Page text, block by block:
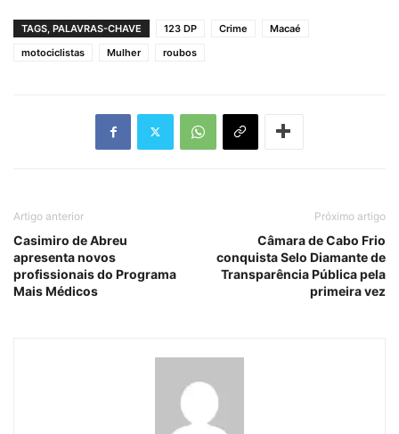
TAGS, PALAVRAS-CHAVE 123 DP Crime
Macaé
motociclistas
Mulher roubos
Artigo anterior
Casimiro de Abreu
apresenta novos
profissionais do Programa
Mais Médicos
Próximo artigo
Câmara de Cabo Frio
conquista Selo Diamante de
Transparência Pública pela
primeira vez